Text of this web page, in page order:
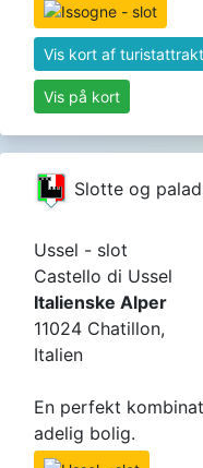
Vis kort af
Vis på kort
Slotte og
Ussel - slot
Castello di Ussel
Italienske Alper
11024 Chatillon,
Italien
En perfekt
adelig bolig.